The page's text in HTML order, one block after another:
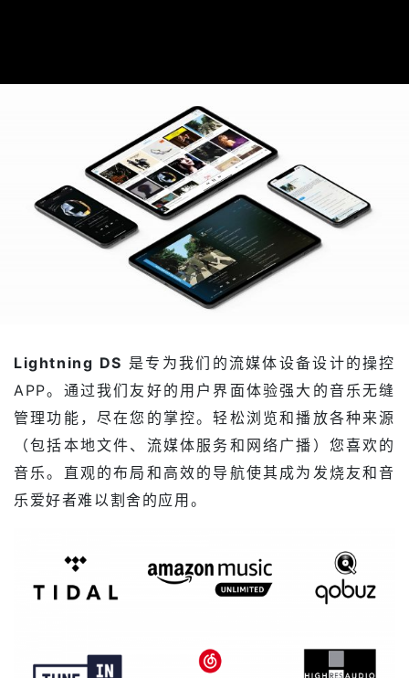
Lightning DS 是专为我们的流媒体设备设计的操控
APP。通过我们友好的用户界面体验强大的音乐无缝
管理功能，尽在您的掌控。轻松浏览和播放各种来源
（包括本地文件、流媒体服务和网络广播）您喜欢的
音乐。直观的布局和高效的导航使其成为发烧友和音
乐爱好者难以割舍的应用。